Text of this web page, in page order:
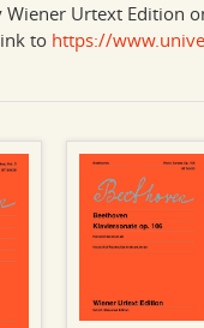
Wiener Urtext Edition
to https://